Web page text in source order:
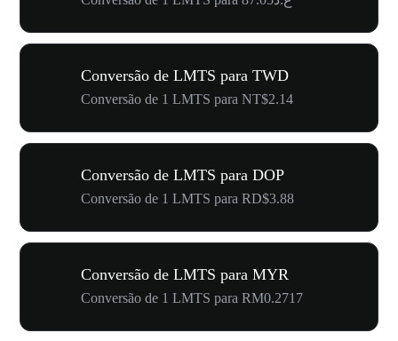
Conversão de LMTS para TWD
Conversão de 1 LMTS para NT$2.14
Conversão de LMTS para DOP
Conversão de 1 LMTS para RD$3.88
Conversão de LMTS para MYR
Conversão de 1 LMTS para RM0.2717